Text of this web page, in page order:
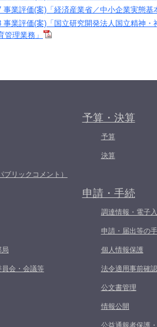
事業評価(案)「経済産業省／中小企業実態基
事業評価(案)「国立研究開発法人国立精神
管理業務」
ブリックコメント）
局
会・会議等
予算・決算
予算
決算
申請・手続
調達情報・電子
申請・届出等の
個人情報保護
法令適用事前確
公文書管理
情報公開
公益通報者保護